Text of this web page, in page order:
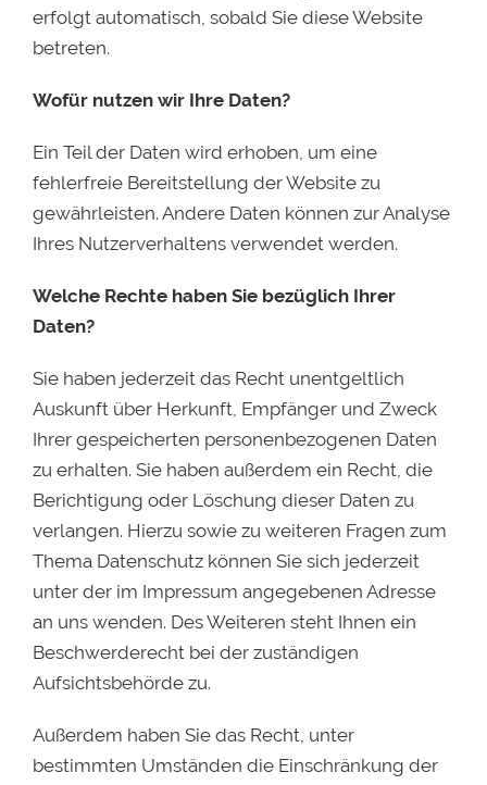
erfolgt automatisch, sobald Sie diese Website
betreten.
Wofür nutzen wir Ihre Daten?
Ein Teil der Daten wird erhoben, um eine
fehlerfreie Bereitstellung der Website zu
gewährleisten. Andere Daten können zur Analyse
Ihres Nutzerverhaltens verwendet werden.
Welche Rechte haben Sie bezüglich Ihrer
Daten?
Sie haben jederzeit das Recht unentgeltlich
Auskunft über Herkunft, Empfänger und Zweck
Ihrer gespeicherten personenbezogenen Daten
zu erhalten. Sie haben außerdem ein Recht, die
Berichtigung oder Löschung dieser Daten zu
verlangen. Hierzu sowie zu weiteren Fragen zum
Thema Datenschutz können Sie sich jederzeit
unter der im Impressum angegebenen Adresse
an uns wenden. Des Weiteren steht Ihnen ein
Beschwerderecht bei der zuständigen
Aufsichtsbehörde zu.
Außerdem haben Sie das Recht, unter
bestimmten Umständen die Einschränkung der